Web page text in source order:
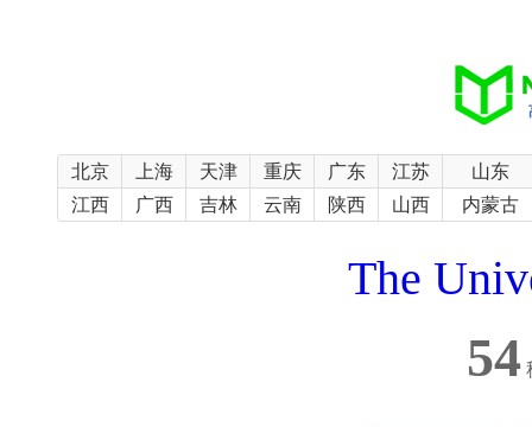
北京 上海 天津 重庆 广东 江苏
山东
江西
广西 吉林 云南 陕西 山西 内蒙古
The
54